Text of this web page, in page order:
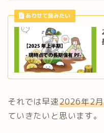
それでは早速2026年2
ていきたいと思います。